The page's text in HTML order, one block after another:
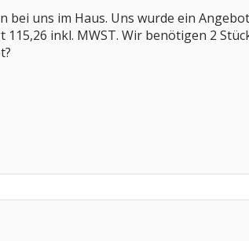
uns im Haus. Uns wurde ein
inkl. MWST. Wir benötigen 2